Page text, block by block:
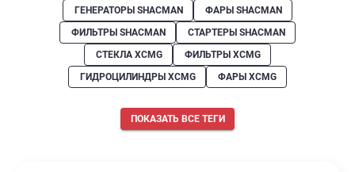
ГЕНЕРАТОРЫ SHACMAN
ФАРЫ SHACMAN
ФИЛЬТРЫ SHACMAN
СТАРТЕРЫ SHACMAN
СТЕКЛА XCMG
ФИЛЬТРЫ XCMG
ГИДРОЦИЛИНДРЫ XCMG
ФАРЫ XCMG
ПОКАЗАТЬ ВСЕ ТЕГИ